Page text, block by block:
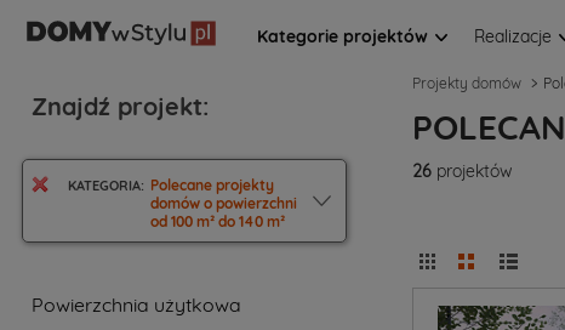
Kategorie projektów Realizacje
Projekty domów
26 projektów
Znajdź projekt:
KATEGORIA: Polecane projekty
domów o powierzchni
od 100 m² do 140 m²
Powierzchnia użytkowa